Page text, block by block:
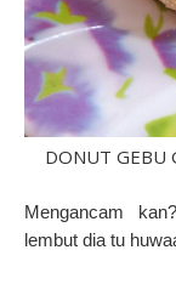
DONUT GEBU
Mengancam
lembut dia tu